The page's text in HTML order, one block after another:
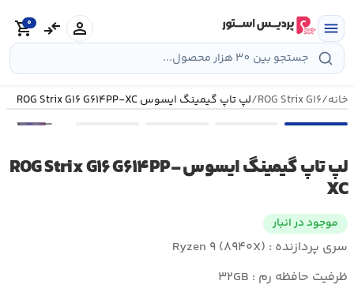
به
محتوا
menu
person
compare_arrows
shopping_cart
0
خانه/ROG Strix G۱۶/لپ تاپ گیمینگ ایسوس ROG Strix G۱۶ G۶۱۴PP-XC
•••
لپ تاپ گیمینگ ایسوس ROG Strix G۱۶ G۶۱۴PP-
XC
موجود در انبار
سری پردازنده : Ryzen ۹ (۸۹۴۰X)
ظرفیت حافظه رم : ۳۲GB